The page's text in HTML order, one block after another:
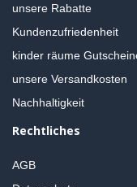
unsere Rabatte
Kundenzufriedenheit
kinder räume
unsere Versandkosten
Nachhaltigkeit
Rechtliches
AGB